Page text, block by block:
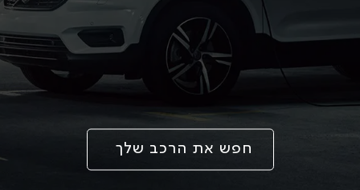
חפש את הרכב שלך